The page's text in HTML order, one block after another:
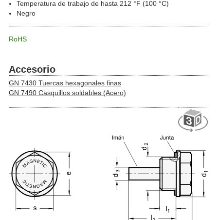
Temperatura de trabajo de hasta 212 °F (100 °C)
Negro
RoHS
Accesorio
GN 7430 Tuercas hexagonales finas
GN 7490 Casquillos soldables (Acero)